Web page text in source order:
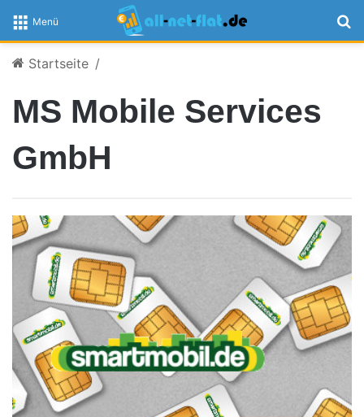
Menü
Startseite /
MS Mobile Services
GmbH